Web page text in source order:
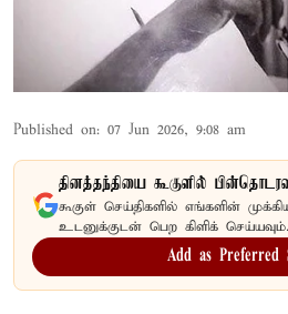
Published on: 07 Jun 2026, 9:08 am
தினத்தந்தியை கூகுளில்
கூகுள் செய்திகளில் எங்களின்
உடனுக்குடன் பெற கிளிக் செய்யவும்.
Add as Preferred